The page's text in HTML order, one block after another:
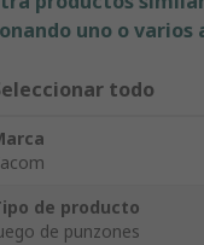
uno o
todo
de producto
de punzones